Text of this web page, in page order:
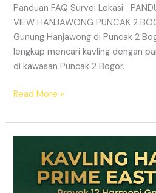
Panduan FAQ Survei Lokasi
VIEW HANJAWONG PUNCAK 2
Gunung Hanjawong di Puncak 2
lengkap mencari kavling dengan
di kawasan Puncak 2 Bogor.
Read More »
Puncak